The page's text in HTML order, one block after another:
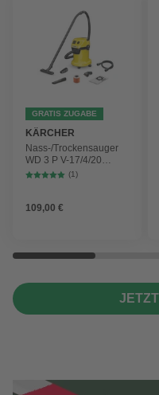
GRATIS ZUGABE
KÄRCHER
Nass-/Trockensauger
WD 3 P V-17/4/20
Workshop mit
(1)
109,00 €